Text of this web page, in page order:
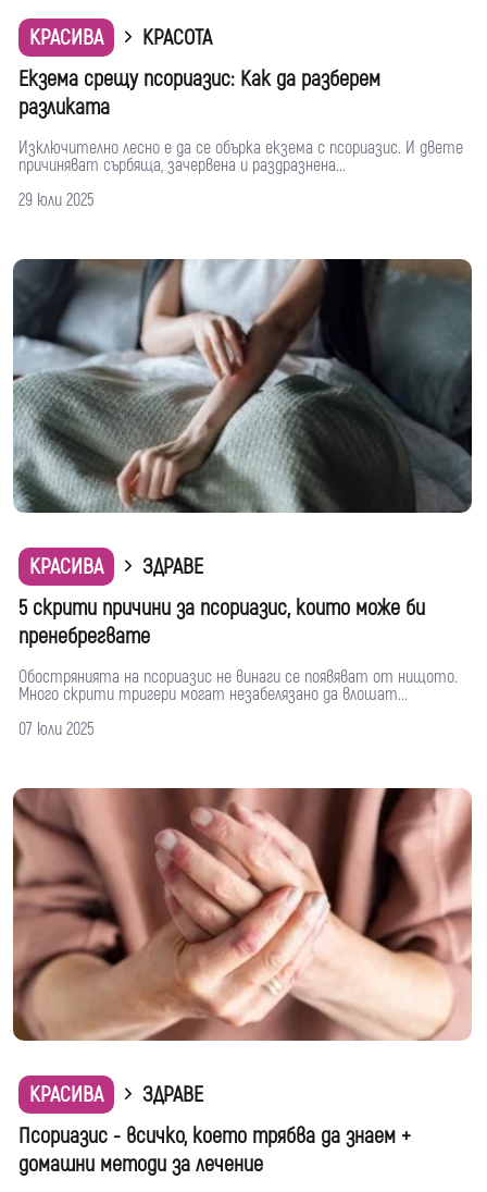
КРАСИВА
КРАСОТА
Екзема срещу псориазис: Как да разберем
разликата
Изключително лесно е да се обърка екзема с псориазис. И двете
причиняват сърбяща, зачервена и раздразнена...
29 юли 2025
КРАСИВА
ЗДРАВЕ
5 скрити причини за псориазис, които може би
пренебрегвате
Обострянията на псориазис не винаги се появяват от нищото.
Много скрити тригери могат незабелязано да влошат...
07 юли 2025
КРАСИВА
ЗДРАВЕ
Псориазис - всичко, което трябва да знаем +
домашни методи за лечение